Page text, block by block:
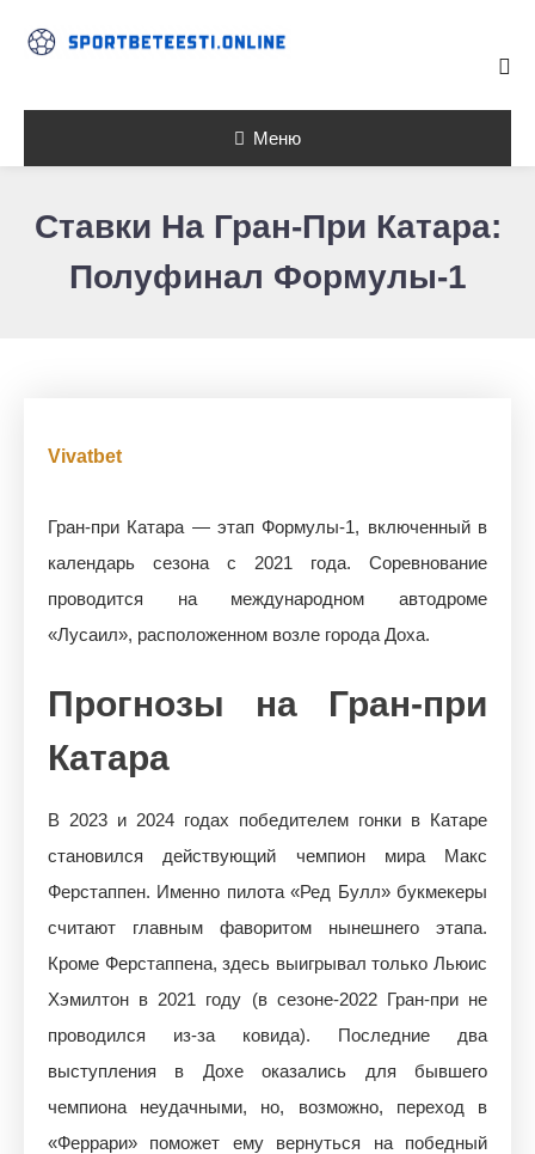
Меню
Ставки На Гран-При Катара:
Полуфинал Формулы-1
Vivatbet
Гран-при Катара — этап Формулы-1, включенный в
календарь сезона с 2021 года. Соревнование
проводится на международном автодроме
«Лусаил», расположенном возле города Доха.
Прогнозы на Гран-при
Катара
В 2023 и 2024 годах победителем гонки в Катаре
становился действующий чемпион мира Макс
Ферстаппен. Именно пилота «Ред Булл» букмекеры
считают главным фаворитом нынешнего этапа.
Кроме Ферстаппена, здесь выигрывал только Льюис
Хэмилтон в 2021 году (в сезоне-2022 Гран-при не
проводился из-за ковида). Последние два
выступления в Дохе оказались для бывшего
чемпиона неудачными, но, возможно, переход в
«Феррари» поможет ему вернуться на победный